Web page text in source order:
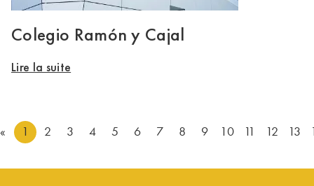
Colegio Ramón y Cajal
Lire la suite
« 1 2 3 4 5 6 7 8 9 10 11 12 13